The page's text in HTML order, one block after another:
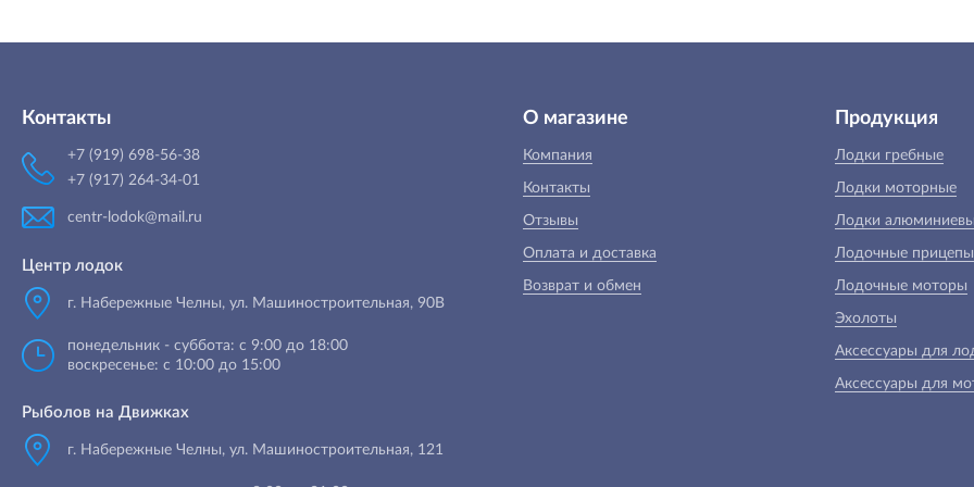
Контакты
+7 (919) 698-56-38
+7 (917) 264-34-01
centr-lodok@mail.ru
Центр лодок
г. Набережные Челны, ул. Машиностроительная, 90B
понедельник - суббота: с 9:00 до 18:00
воскресенье: с 10:00 до 15:00
Рыболов на Движках
г. Набережные Челны, ул. Машиностроительная, 121
О магазине
Компания
Контакты
Отзывы
Оплата и доставка
Возврат и обмен
Продукция
Лодки гребные
Лодки моторные
Лодки
Лодочные прицепы
Лодочные моторы
Эхолоты
Аксессуары для
Аксессуары для